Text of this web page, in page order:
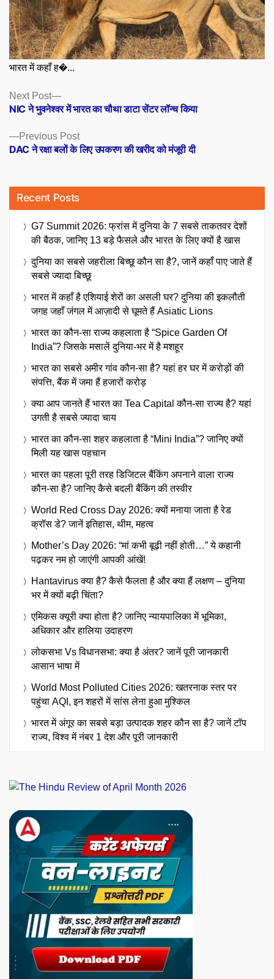
भारत में कहाँ ह�...
Posts
navigation
Previous PostPrevious
post:
DAC ने रक्षा बलों के लिए उपकरण की खरीद को मंजूरी दी
Next Post
Next
post:
NIC ने भुवनेश्वर में भारत का चौथा डाटा सेंटर लॉन्च किया
Recent Posts
G7 Summit 2026: फ्रांस में दुनिया के 7 सबसे ताकतवर देशों
की बैठक, जानिए 13 बड़े फैसले और भारत के लिए क्यों है खास
दुनिया का सबसे जहरीला बिच्छू कौन सा है?, जानें कहाँ पाए जाते हैं
सबसे ज्यादा बिच्छू
भारत में कहाँ है एशियाई शेरों का असली घर? दुनिया की इकलौती
जगह जहाँ जंगल में आज़ादी से घूमते हैं Asiatic Lions
भारत का कौन-सा राज्य कहलाता है “Spice Garden Of
India”? जिसके मसालें दुनिया-भर में है मशहूर
भारत का सबसे अमीर गांव कौन-सा है? यहां हर घर में करोड़ों की
संपत्ति, बैंक में जमा हैं हजारों करोड़
क्या आप जानते हैं भारत का Tea Capital कौन-सा राज्य है? यहां
उगती है सबसे ज्यादा चाय
भारत का कौन-सा शहर कहलाता है “Mini India”? जानिए क्यों
मिली यह खास पहचान
भारत का पहला पूरी तरह डिजिटल बैंकिंग अपनाने वाला राज्य
कौन-सा है? जानिए कैसे बदली बैंकिंग की तस्वीर
World Red Cross Day 2026: क्यों मनाया जाता है रेड
क्रॉस डे? जानें इतिहास, थीम, महत्व
Mother’s Day 2026: “मां कभी बूढ़ी नहीं होती…” ये कहानी
पढ़कर नम हो जाएंगी आपकी आंखें!
Hantavirus क्या है? कैसे फैलता है और क्या हैं लक्षण – दुनिया
भर में क्यों बढ़ी चिंता?
एमिकस क्यूरी क्या होता है? जानिए न्यायपालिका में भूमिका,
अधिकार और हालिया उदाहरण
लोकसभा Vs विधानसभा: क्या है अंतर? जानें पूरी जानकारी
आसान भाषा में
World Most Polluted Cities 2026: खतरनाक स्तर पर
पहुंचा AQI, इन शहरों में सांस लेना हुआ मुश्किल
भारत में अंगूर का सबसे बड़ा उत्पादक शहर कौन सा है? जानें टॉप
राज्य, विश्व में नंबर 1 देश और पूरी जानकारी